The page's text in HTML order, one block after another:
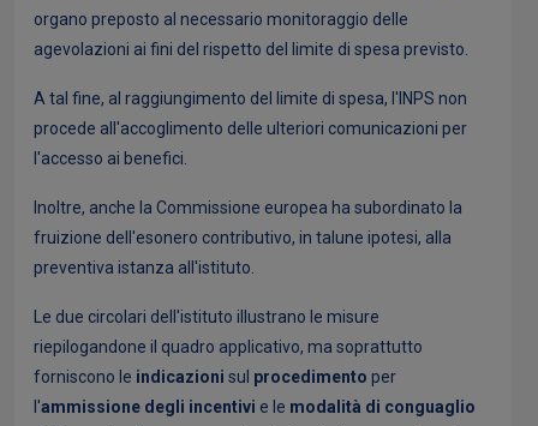
organo preposto al necessario monitoraggio delle
agevolazioni ai fini del rispetto del limite di spesa previsto.
A tal fine, al raggiungimento del limite di spesa, l'INPS non
procede all'accoglimento delle ulteriori comunicazioni per
l'accesso ai benefici.
Inoltre, anche la Commissione europea ha subordinato la
fruizione dell'esonero contributivo, in talune ipotesi, alla
preventiva istanza all'istituto.
Le due circolari dell'istituto illustrano le misure
riepilogandone il quadro applicativo, ma soprattutto
forniscono le indicazioni sul procedimento per
l'ammissione degli incentivi e le modalità di conguaglio